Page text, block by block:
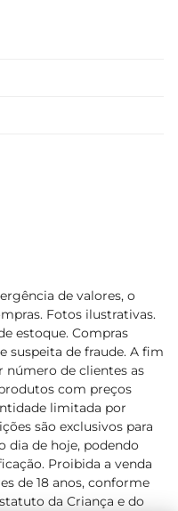
de valores, o
Fotos ilustrativas.
estoque. Compras
suspeita de fraude. A fim
número de clientes as
com preços
limitada por
são exclusivos para
dia de hoje, podendo
Proibida a venda
de 18 anos, conforme
da Criança e do